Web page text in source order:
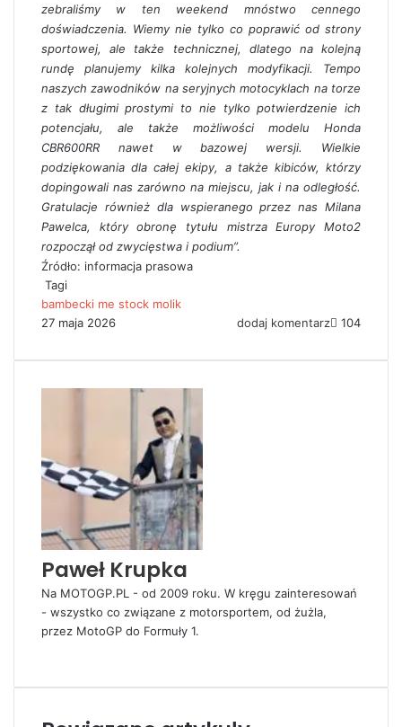
zebraliśmy w ten weekend mnóstwo cennego
doświadczenia. Wiemy nie tylko co poprawić od strony
sportowej, ale także technicznej, dlatego na kolejną
rundę planujemy kilka kolejnych modyfikacji. Tempo
naszych zawodników na seryjnych motocyklach na torze
z tak długimi prostymi to nie tylko potwierdzenie ich
potencjału, ale także możliwości modelu Honda
CBR600RR nawet w bazowej wersji. Wielkie
podziękowania dla całej ekipy, a także kibiców, którzy
dopingowali nas zarówno na miejscu, jak i na odległość.
Gratulacje również dla wspieranego przez nas Milana
Pawelca, który obronę tytułu mistrza Europy Moto2
rozpoczął od zwycięstwa i podium”.
Źródło: informacja prasowa
Tagi
bambecki me stock molik
27 maja 2026
dodaj komentarz 104
Paweł Krupka
Na MOTOGP.PL - od 2009 roku. W kręgu zainteresowań
- wszystko co związane z motorsportem, od żużla,
przez MotoGP do Formuły 1.
b